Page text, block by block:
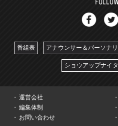
番組表 アナウンサー＆パーソナ
ショウアップナイ
運営会社
編集体制
お問い合わせ